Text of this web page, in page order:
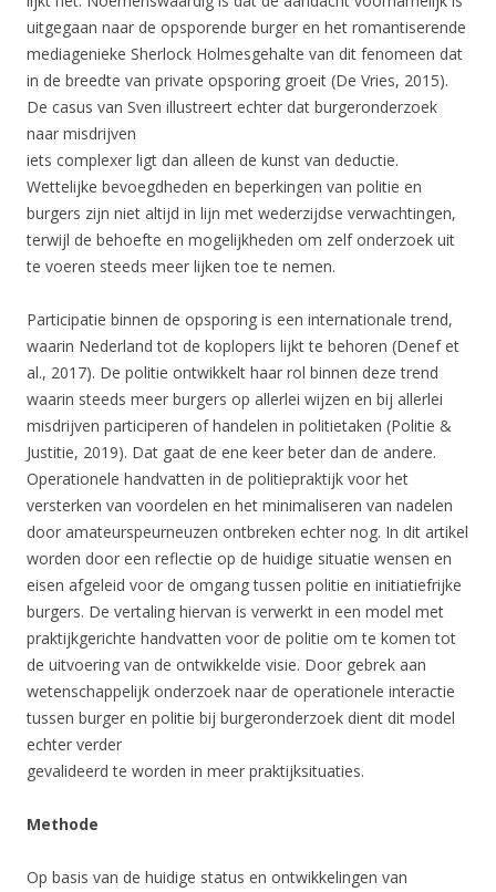
uitgegaan naar de opsporende burger en het romantiserende
mediagenieke Sherlock Holmesgehalte van dit fenomeen dat
in de breedte van private opsporing groeit (De Vries, 2015).
De casus van Sven illustreert echter dat burgeronderzoek
naar misdrijven
iets complexer ligt dan alleen de kunst van deductie.
Wettelijke bevoegdheden en beperkingen van politie en
burgers zijn niet altijd in lijn met wederzijdse verwachtingen,
terwijl de behoefte en mogelijkheden om zelf onderzoek uit
te voeren steeds meer lijken toe te nemen.
Participatie binnen de opsporing is een internationale trend,
waarin Nederland tot de koplopers lijkt te behoren (Denef et
al., 2017). De politie ontwikkelt haar rol binnen deze trend
waarin steeds meer burgers op allerlei wijzen en bij allerlei
misdrijven participeren of handelen in politietaken (Politie &
Justitie, 2019). Dat gaat de ene keer beter dan de andere.
Operationele handvatten in de politiepraktijk voor het
versterken van voordelen en het minimaliseren van nadelen
door amateurspeurneuzen ontbreken echter nog. In dit artikel
worden door een reflectie op de huidige situatie wensen en
eisen afgeleid voor de omgang tussen politie en initiatiefrijke
burgers. De vertaling hiervan is verwerkt in een model met
praktijkgerichte handvatten voor de politie om te komen tot
de uitvoering van de ontwikkelde visie. Door gebrek aan
wetenschappelijk onderzoek naar de operationele interactie
tussen burger en politie bij burgeronderzoek dient dit model
echter verder
gevalideerd te worden in meer praktijksituaties.
Methode
Op basis van de huidige status en ontwikkelingen van